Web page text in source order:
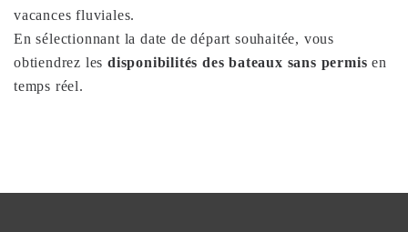
vacances fluviales.
En sélectionnant la date de départ souhaitée, vous
obtiendrez lesdisponibilités des bateaux sans permis en
temps réel.